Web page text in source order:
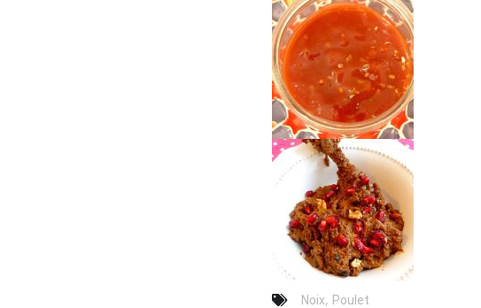
Noix, Poulet